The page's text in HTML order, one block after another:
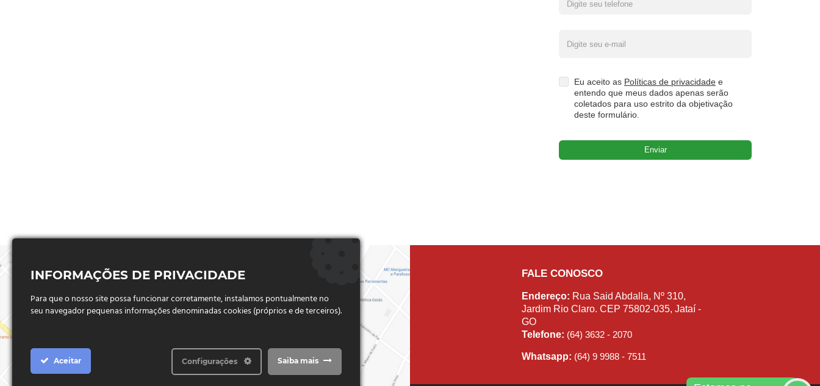
Eu aceito as Políticas de privacidade e
entendo que meus dados apenas serão
coletados para uso estrito da objetivação
deste formulário.
FALE CONOSCO
Endereço: Rua Said Abdalla, Nº 310,
Jardim Rio Claro. CEP 75802-035, Jataí -
GO
Telefone: (64) 3632 - 2070
Whatsapp: (64) 9 9988 - 7511
INFORMAÇÕES DE PRIVACIDADE
Para que o nosso site possa funcionar corretamente, instalamos pontualmente no
seu navegador pequenas informações denominadas cookies (próprios e de terceiros).
Aceitar Saiba mais
Configurações